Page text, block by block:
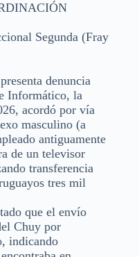
Segunda (Fray
denuncia
Informático, la
acordó por vía
masculino (a
antiguamente
de un televisor
transferencia
tres mil
que el envío
Chuy por
indicando